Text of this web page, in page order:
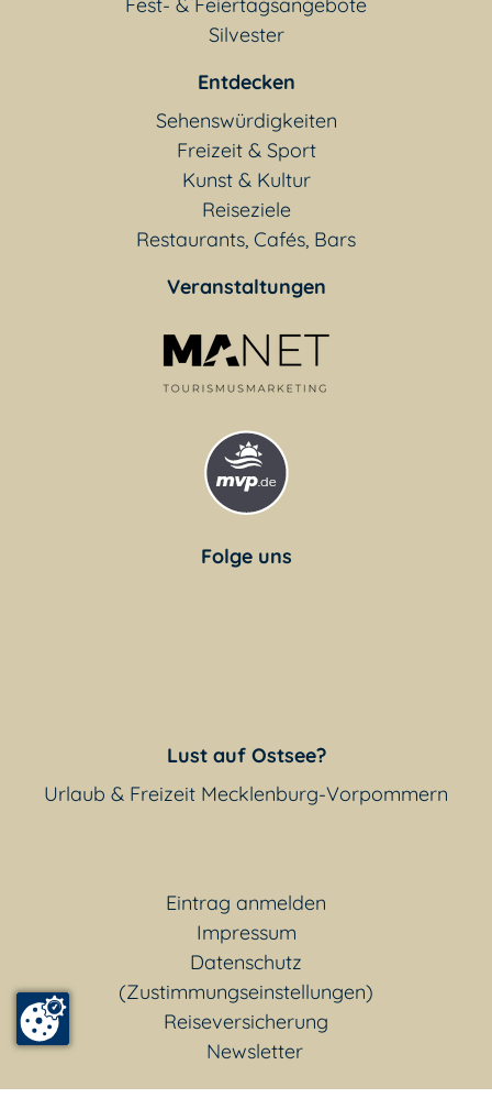
Silvester
Entdecken
Sehenswürdigkeiten
Freizeit & Sport
Kunst & Kultur
Reiseziele
Restaurants, Cafés, Bars
Veranstaltungen
Folge uns
Lust auf Ostsee?
Urlaub & Freizeit Mecklenburg-Vorpommern
Eintrag anmelden
Impressum
Datenschutz
(Zustimmungseinstellungen)
Reiseversicherung
Newsletter